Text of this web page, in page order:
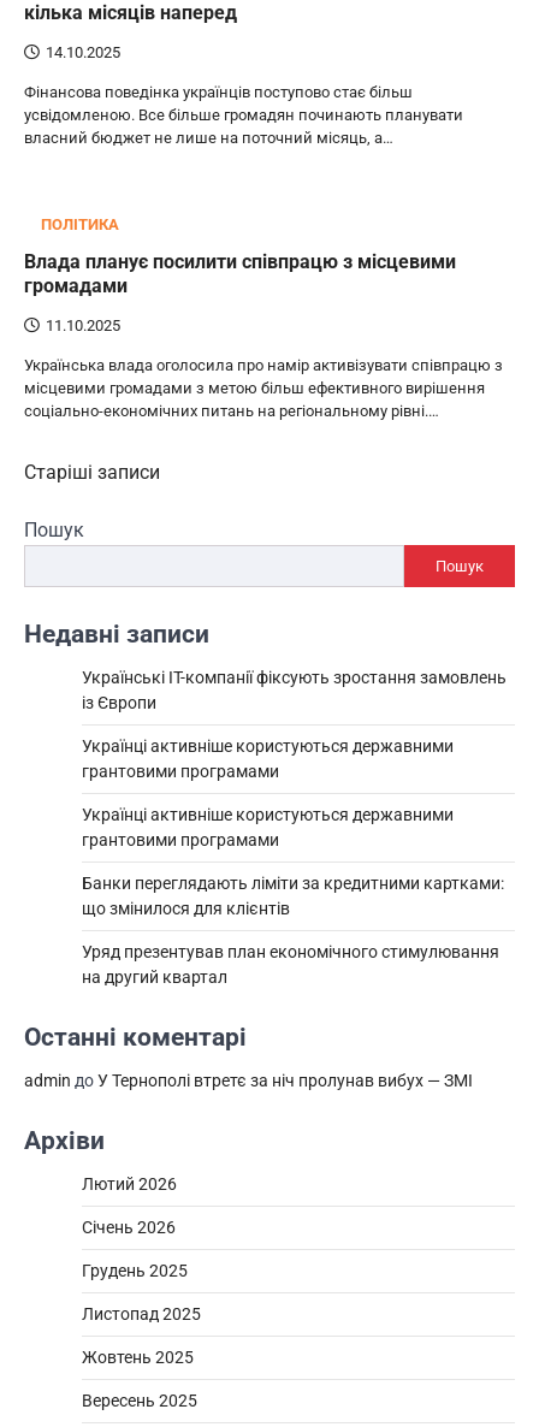
кілька місяців наперед
14.10.2025
Фінансова поведінка українців поступово стає більш
усвідомленою. Все більше громадян починають планувати
власний бюджет не лише на поточний місяць, а…
ПОЛІТИКА
Влада планує посилити співпрацю з місцевими
громадами
11.10.2025
Українська влада оголосила про намір активізувати співпрацю з
місцевими громадами з метою більш ефективного вирішення
соціально-економічних питань на регіональному рівні.…
Навігація
записами
Старіші записи
Пошук
Пошук
Недавні записи
Українські IT-компанії фіксують зростання замовлень
із Європи
Українці активніше користуються державними
грантовими програмами
Українці активніше користуються державними
грантовими програмами
Банки переглядають ліміти за кредитними картками:
що змінилося для клієнтів
Уряд презентував план економічного стимулювання
на другий квартал
Останні коментарі
admin доУ Тернополі втретє за ніч пролунав вибух — ЗМІ
Архіви
Лютий 2026
Січень 2026
Грудень 2025
Листопад 2025
Жовтень 2025
Вересень 2025